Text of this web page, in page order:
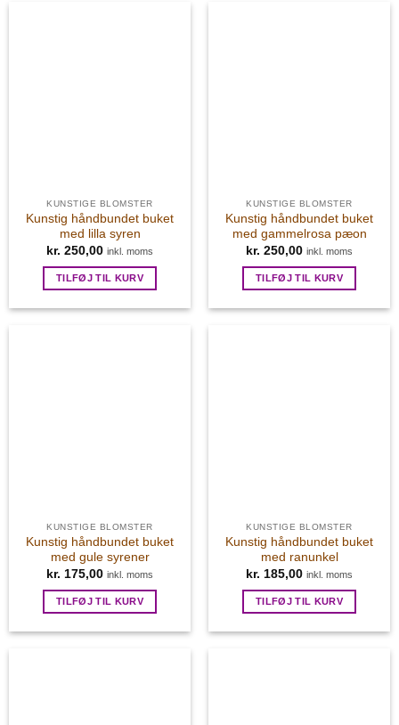
KUNSTIGE BLOMSTER
Kunstig håndbundet buket
med lilla syren
kr. 250,00 inkl. moms
TILFØJ TIL KURV
KUNSTIGE BLOMSTER
Kunstig håndbundet buket
med gammelrosa pæon
kr. 250,00 inkl. moms
TILFØJ TIL KURV
KUNSTIGE BLOMSTER
Kunstig håndbundet buket
med gule syrener
kr. 175,00 inkl. moms
TILFØJ TIL KURV
KUNSTIGE BLOMSTER
Kunstig håndbundet buket
med ranunkel
kr. 185,00 inkl. moms
TILFØJ TIL KURV